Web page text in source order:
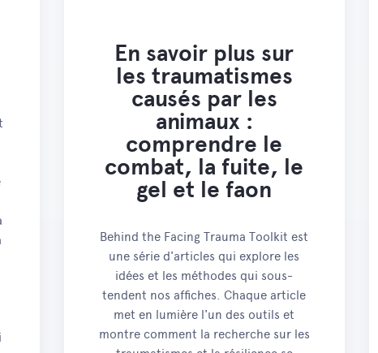
En savoir plus sur
les traumatismes
causés par les
animaux :
comprendre le
combat, la fuite, le
gel et le faon
Behind the Facing Trauma Toolkit est
une série d'articles qui explore les
idées et les méthodes qui sous-
tendent nos affiches. Chaque article
met en lumière l'un des outils et
montre comment la recherche sur les